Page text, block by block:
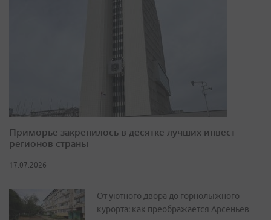
Приморье закрепилось в десятке лучших инвест-
регионов страны
17.07.2026
От уютного двора до горнолыжного
курорта: как преображается Арсеньев